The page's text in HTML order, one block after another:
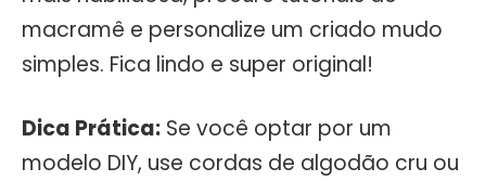
macramê e personalize um criado mudo
simples. Fica lindo e super original!
Dica Prática: Se você optar por um
modelo DIY, use cordas de algodão cru ou